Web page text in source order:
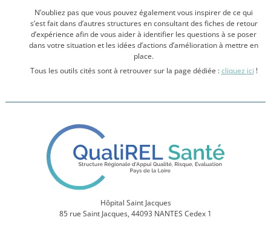
N’oubliez pas que vous pouvez également vous inspirer de ce qui
s’est fait dans d’autres structures en consultant des fiches de retour
d’expérience afin de vous aider à identifier les questions à se poser
dans votre situation et les idées d’actions d’amélioration à mettre en
place.
Tous les outils cités sont à retrouver sur la page dédiée :cliquez ici !
Hôpital Saint Jacques
85 rue Saint Jacques, 44093 NANTES Cedex 1